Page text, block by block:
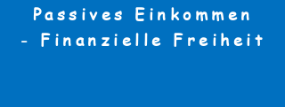
Passives Einkommen
- Finanzielle Freiheit